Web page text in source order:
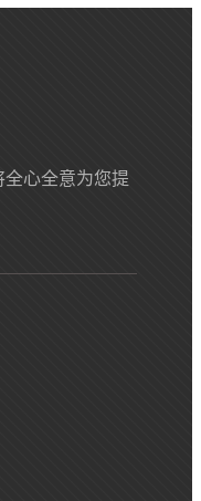
心全意为您提